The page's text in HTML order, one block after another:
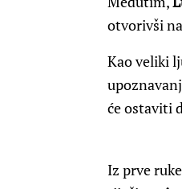
otvorivši
Kao veliki
će ostaviti
Iz prve